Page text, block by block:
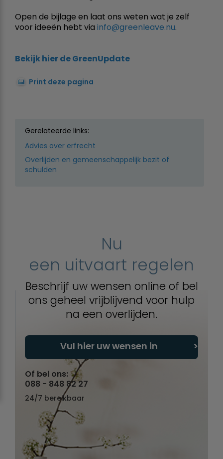
Open de bijlage en laat ons weten wat je zelf
voor ideeën hebt via info@greenleave.nu.
Bekijk hier de GreenUpdate
Print deze pagina
Gerelateerde links:
Advies over erfrecht
Overlijden en gemeenschappelijk bezit of
schulden
Nu
een uitvaart regelen
Beschrijf uw wensen online of bel
ons geheel vrijblijvend voor hulp
na een overlijden.
Vul hier uw wensen in
Of bel ons:
088 - 848 82 27
24/7 bereikbaar